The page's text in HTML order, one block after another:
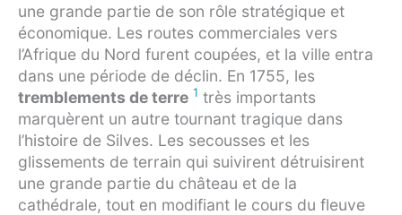
une grande partie de son rôle stratégique et
économique. Les routes commerciales vers
l’Afrique du Nord furent coupées, et la ville entra
dans une période de déclin. En 1755, les
tremblements de terre 1 très importants
marquèrent un autre tournant tragique dans
l’histoire de Silves. Les secousses et les
glissements de terrain qui suivirent détruisirent
une grande partie du château et de la
cathédrale, tout en modifiant le cours du fleuve